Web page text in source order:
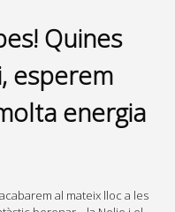
Quines
esperem
energia
al mateix lloc a les